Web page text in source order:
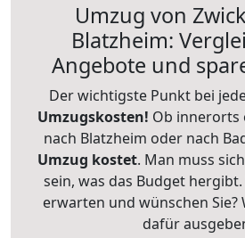
Umzug von
Blatzheim:
Angebote und
Der wichtigste Punkt bei
Umzugskosten! Ob innerorts
nach Blatzheim oder nach
Umzug kostet. Man muss
sein, was das Budget
erwarten und wünschen Sie?
dafür